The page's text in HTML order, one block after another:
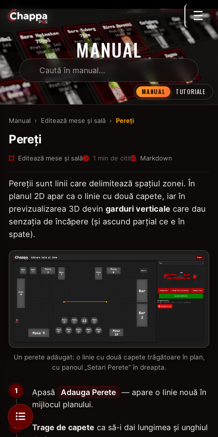
☰
MANUAL
MANUAL TUTORIALE
Manual › Editează mese și sală › Pereți
Pereți
Editează mese și sală 1 min de citit Markdown
Pereții sunt linii care delimitează spațiul zonei. În
planul 2D apar ca o linie cu două capete, iar în
previzualizarea 3D devin garduri verticale care dau
senzația de încăpere (și ascund parțial ce e în
spate).
Un perete adăugat: o linie cu două capete trăgătoare în plan,
cu panoul „Setari Perete” în dreapta.
Apasă Adauga Perete — apare o linie nouă în
mijlocul planului.
Trage de capete ca să-i dai lungimea și unghiul